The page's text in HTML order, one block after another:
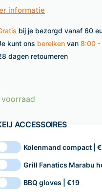
informatie
bij je bezorgd vanaf 60
kunt ons bereiken van 8:00 -
dagen retourneren
voorraad
ACCESSOIRES
Kolenmand compact |
Grill Fanatics Marabu
BBQ gloves | €19